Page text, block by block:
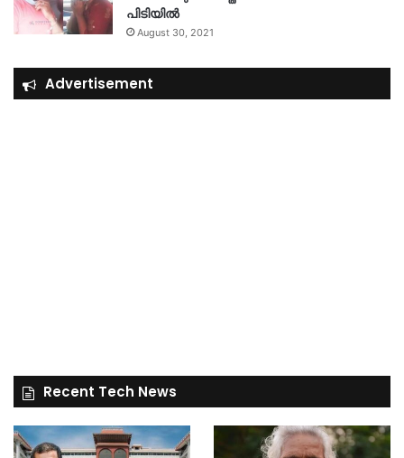
പിടിയിൽ
August 30, 2021
Advertisement
Recent Tech News